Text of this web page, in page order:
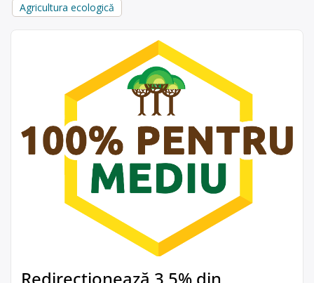
Agricultura ecologică